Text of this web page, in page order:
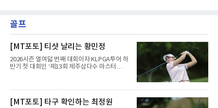
골프
[MT포토] 티샷 날리는 황민정
2026시즌 열여덟 번째 대회이자 KLPGA투어 하
반기 첫 대회인 ‘제13회 제주삼다수 마스터
트(파72/6,767야드)에서 열리고 있다.6일 현재
1라운드 경기가 펼쳐지고 있다.황민정이 16번
홀에서 경기하고 있다.
[MT포토] 타구 확인하는 최정원